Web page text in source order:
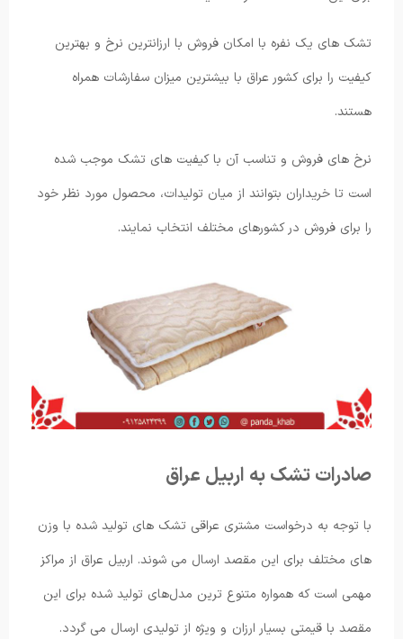
تشک های یک نفره با امکان فروش با ارزانترین نرخ و بهترین
کیفیت را برای کشور عراق با بیشترین میزان سفارشات همراه
هستند.
نرخ های فروش و تناسب آن با کیفیت های تشک موجب شده
است تا خریداران بتوانند از میان تولیدات، محصول مورد نظر خود
را برای فروش در کشورهای مختلف انتخاب نمایند.
صادرات تشک به اربیل عراق
با توجه به درخواست مشتری عراقی تشک های تولید شده با وزن
های مختلف برای این مقصد ارسال می شوند. اربیل عراق از مراکز
مهمی است که همواره متنوع ترین مدل‌های تولید شده برای این
مقصد با قیمتی بسیار ارزان و ویژه از تولیدی ارسال می گردد.